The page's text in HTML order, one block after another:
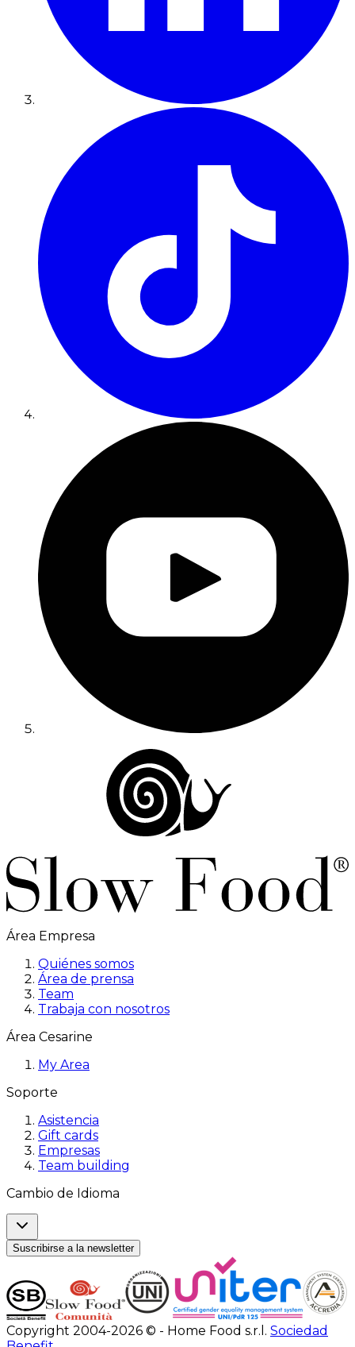
Área Empresa
Quiénes somos
Área de prensa
Team
Trabaja con nosotros
Área Cesarine
My Area
Soporte
Asistencia
Gift cards
Empresas
Team building
Cambio de Idioma
Suscribirse a la newsletter
Copyright 2004-2026 © - Home Food s.r.l. Sociedad